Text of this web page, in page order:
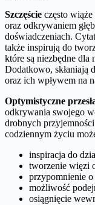
Szczęście często
oraz odkrywaniem
doświadczeniach.
także inspirują do
które są niezbędne dla
Dodatkowo, skłaniają
oraz ich wpływem na
Optymistyczne
odkrywania swojego
drobnych
codziennym życiu
inspiracja do
tworzenie więzi
przypomnienie
możliwość
osiągnięcie